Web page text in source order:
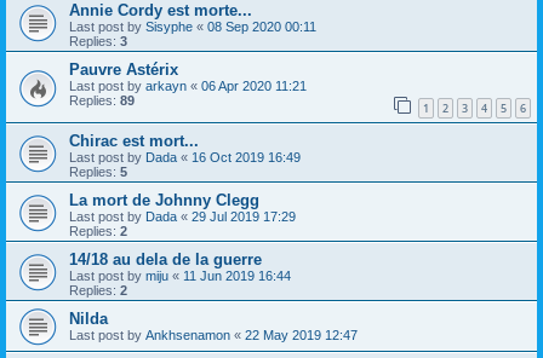
Annie Cordy est morte...
Last post by Sisyphe « 08 Sep 2020 00:11
Replies: 3
Pauvre Astérix
Last post by arkayn « 06 Apr 2020 11:21
Replies: 89 1 2 3 4 5 6
Chirac est mort...
Last post by Dada « 16 Oct 2019 16:49
Replies: 5
La mort de Johnny Clegg
Last post by Dada « 29 Jul 2019 17:29
Replies: 2
14/18 au dela de la guerre
Last post by miju « 11 Jun 2019 16:44
Replies: 2
Nilda
Last post by Ankhsenamon « 22 May 2019 12:47